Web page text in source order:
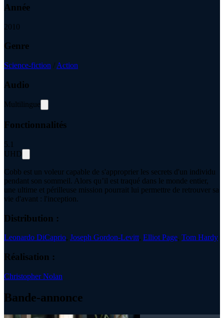
Année
2010
Genre
Science-fiction / Action
Audio
Multilingue
Fonctionnalités
5.1
UHD
Cobb est un voleur capable de s'approprier les secrets d'un individu
pendant son sommeil. Alors qu’il est traqué dans le monde entier,
une ultime et périlleuse mission pourrait lui permettre de retrouver sa
vie d'avant : l'inception.
Distribution :
Leonardo DiCaprio, Joseph Gordon-Levitt, Elliot Page, Tom Hardy
Réalisation :
Christopher Nolan
Bande-annonce